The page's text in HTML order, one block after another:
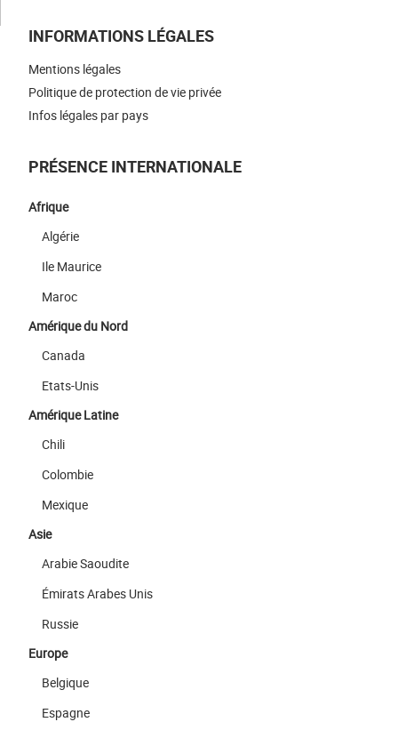
INFORMATIONS LÉGALES
Mentions légales
Politique de protection de vie privée
Infos légales par pays
PRÉSENCE INTERNATIONALE
Afrique
Algérie
Ile Maurice
Maroc
Amérique du Nord
Canada
Etats-Unis
Amérique Latine
Chili
Colombie
Mexique
Asie
Arabie Saoudite
Émirats Arabes Unis
Russie
Europe
Belgique
Espagne